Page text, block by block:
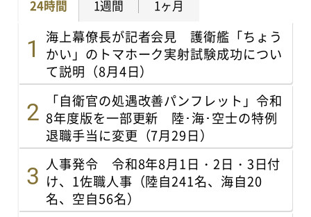
24時間 1週間 1ヶ月
海上幕僚長が記者会見 護衛艦「ちょう
かい」のトマホーク実射試験成功につい
て説明（8月4日）
「自衛官の処遇改善パンフレット」令和
8年度版を一部更新 陸･海･空士の特例
退職手当に変更（7月29日）
人事発令 令和8年8月1日・2日・3日付
け、1佐職人事（陸自241名、海自20
名、空自56名）